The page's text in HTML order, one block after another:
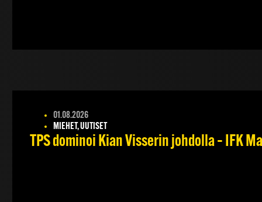
01.08.2026
MIEHET, UUTISET
TPS dominoi Kian Visserin johdolla – IFK